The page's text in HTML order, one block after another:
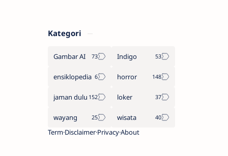
Kategori
Gambar AI Indigo
ensiklopedia horror
jaman dulu loker
wayang
wisata
Term Disclaimer PrivacyAbout